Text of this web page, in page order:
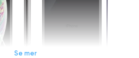
Se mer